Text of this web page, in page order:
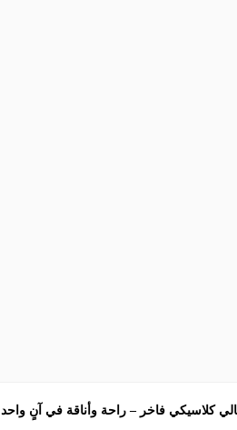
كلاسيكي فاخر – راحة وأناقة في آنٍ واحد